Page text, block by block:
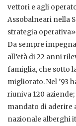
vettori e agli
Assobalneari nella
strategia
Da sempre
all’età di 22 anni
famiglia, che sotto
migliorato. Nel ’93
riuniva 120
mandato di aderire
nazionale alberghi